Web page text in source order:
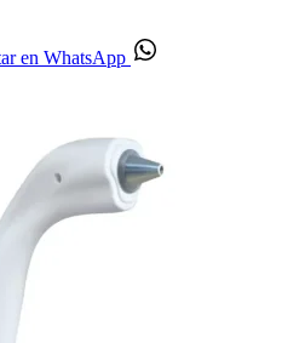
en WhatsApp